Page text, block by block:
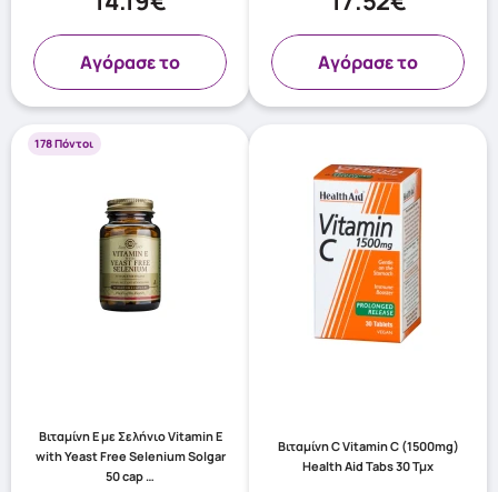
Aγόρασε το Aγόρασε το
178 Πόντοι
Βιταμίνη Ε με Σελήνιο Vitamin E
with Yeast Free Selenium Solgar
50 cap …
Βιταμίνη C Vitamin C (1500mg)
Health Aid Tabs 30 Τμχ